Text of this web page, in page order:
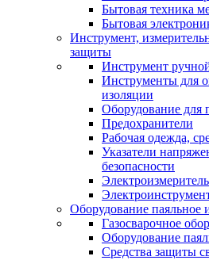
Бытовая техника
Бытовая
Инструмент,
защиты
Инструмент
Инструменты для
изоляции
Оборудование для
Предохранители
Рабочая одежда,
Указатели
безопасности
Оборудование паяльное
Газосварочное
Оборудование
Средства защиты